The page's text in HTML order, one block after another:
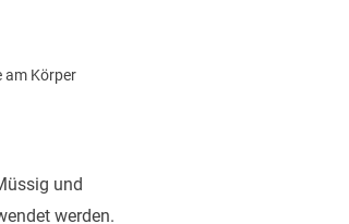
am Körper
und
werden.